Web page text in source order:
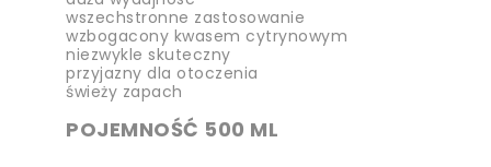
wszechstronne zastosowanie
wzbogacony kwasem cytrynowym
niezwykle skuteczny
przyjazny dla otoczenia
świeży zapach
POJEMNOŚĆ 500 ML